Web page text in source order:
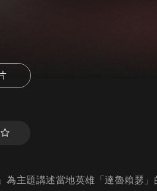
為主題講述當地英雄「達魯賴瑟